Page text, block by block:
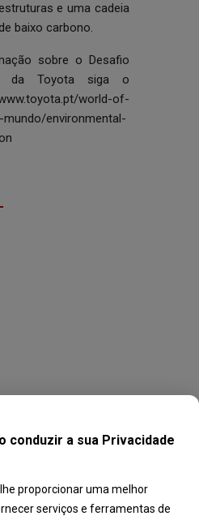
e uma cadeia
baixo carbono.
sobre o Desafio
da Toyota siga o
world-of-
environmental-
conduzir a sua Privacidade
proporcionar uma melhor
serviços e ferramentas de